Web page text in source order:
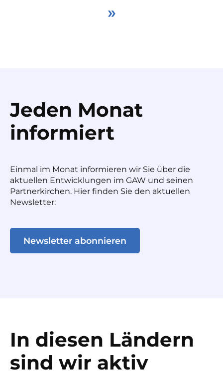
»
Jeden Monat
informiert
Einmal im Monat informieren wir Sie über die
aktuellen Entwicklungen im GAW und seinen
Partnerkirchen. Hier finden Sie den aktuellen
Newsletter:
Newsletter abonnieren
In diesen Ländern
sind wir aktiv